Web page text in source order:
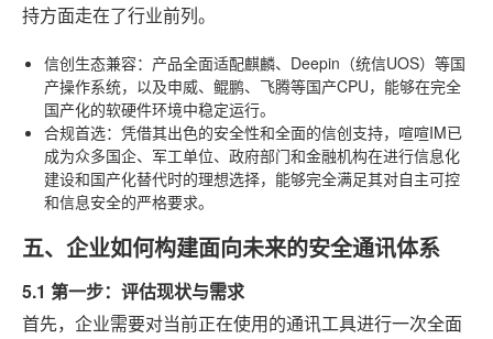
持方面走在了行业前列。
信创生态兼容：产品全面适配麒麟、Deepin（统信UOS）等国
产操作系统，以及申威、鲲鹏、飞腾等国产CPU，能够在完全
国产化的软硬件环境中稳定运行。
合规首选：凭借其出色的安全性和全面的信创支持，喧喧IM已
成为众多国企、军工单位、政府部门和金融机构在进行信息化
建设和国产化替代时的理想选择，能够完全满足其对自主可控
和信息安全的严格要求。
五、企业如何构建面向未来的安全通讯体系
5.1 第一步：评估现状与需求
首先，企业需要对当前正在使用的通讯工具进行一次全面